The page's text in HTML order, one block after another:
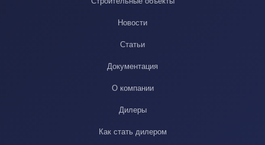
Новости
Статьи
Документация
О компании
Дилеры
Как стать дилером